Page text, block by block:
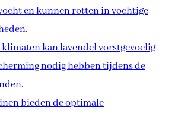
en kunnen rotten in vochtige
kan lavendel vorstgevoelig
nodig hebben tijdens de
bieden de optimale